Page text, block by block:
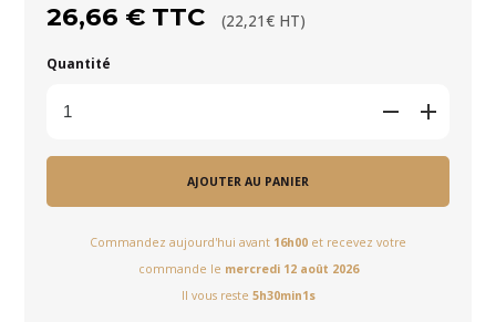
26,66 € TTC (22,21€ HT)
Quantité
AJOUTER AU PANIER
Commandez aujourd'hui avant 16h00 et recevez votre
commande le mercredi 12 août 2026
Il vous reste 5h30min0s